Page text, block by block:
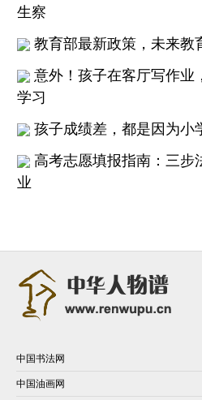
生察
教育部最新政策，未来教
意外！孩子在客厅写作业
学习
孩子成绩差，都是因为小
高考志愿填报指南：三步
业
中国书法网
中国油画网